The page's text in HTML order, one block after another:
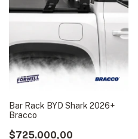
Bar Rack BYD Shark 2026+
Bracco
$725.000,00